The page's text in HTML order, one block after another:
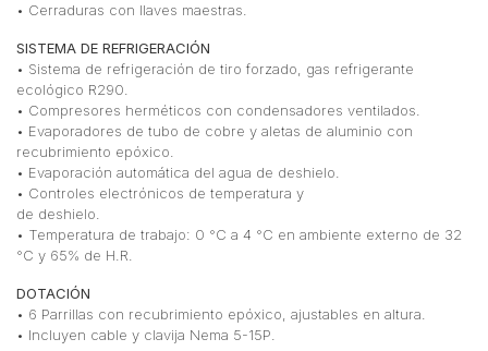
• Cerraduras con llaves maestras.
SISTEMA DE REFRIGERACIÓN
• Sistema de refrigeración de tiro forzado, gas refrigerante
ecológico R290.
• Compresores herméticos con condensadores ventilados.
• Evaporadores de tubo de cobre y aletas de aluminio con
recubrimiento epóxico.
• Evaporación automática del agua de deshielo.
• Controles electrónicos de temperatura y
de deshielo.
• Temperatura de trabajo: 0 °C a 4 °C en ambiente externo de 32
°C y 65% de H.R.
DOTACIÓN
• 6 Parrillas con recubrimiento epóxico, ajustables en altura.
• Incluyen cable y clavija Nema 5-15P.